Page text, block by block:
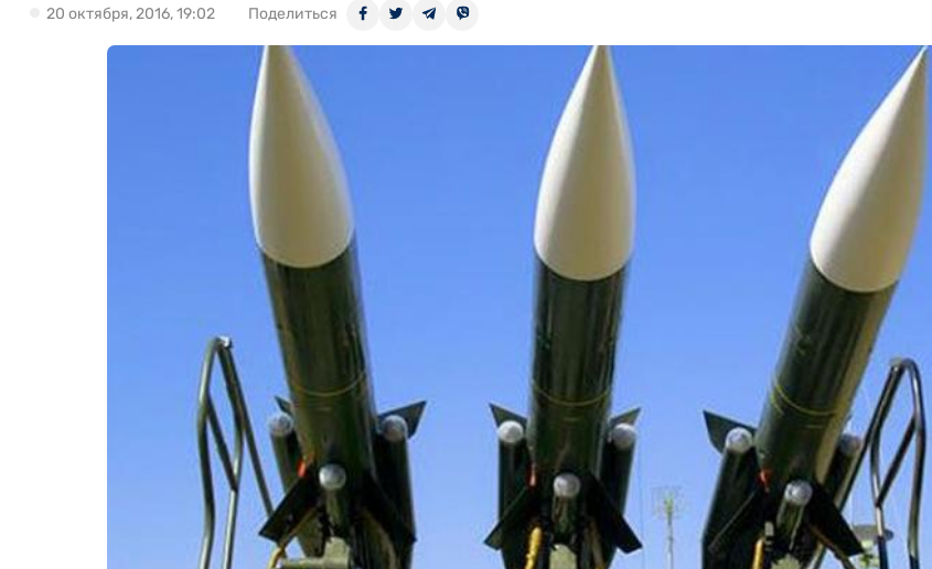
20 октября, 2016, 19:02 Поделиться